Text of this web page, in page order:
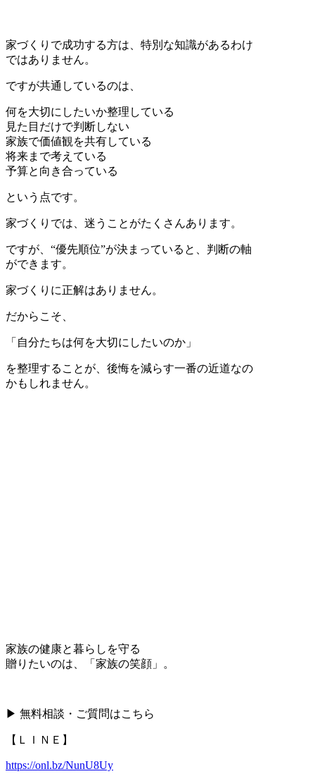
家づくりで成功する方は、特別な知識があるわけ
ではありません。
ですが共通しているのは、
何を大切にしたいか整理している
見た目だけで判断しない
家族で価値観を共有している
将来まで考えている
予算と向き合っている
という点です。
家づくりでは、迷うことがたくさんあります。
ですが、“優先順位”が決まっていると、判断の軸
ができます。
家づくりに正解はありません。
だからこそ、
「自分たちは何を大切にしたいのか」
を整理することが、後悔を減らす一番の近道なの
かもしれません。
家族の健康と暮らしを守る
贈りたいのは、「家族の笑顔」。
▶ 無料相談・ご質問はこちら
【ＬＩＮＥ】
https://onl.bz/NunU8Uy